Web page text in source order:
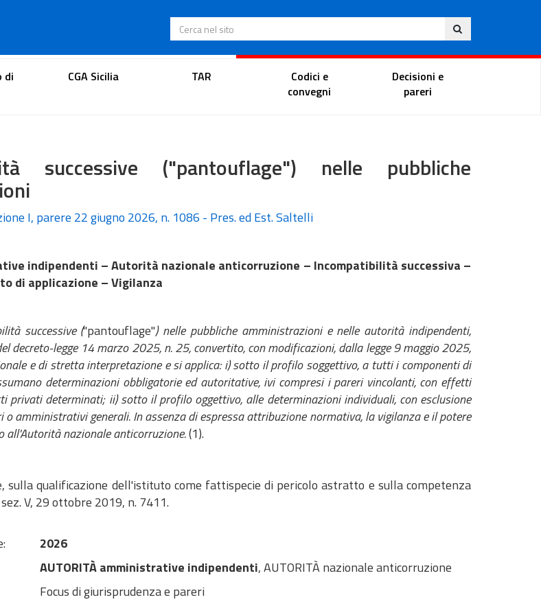
Ita
Cerca nel sito
Portale dell'avvocato Portale del magistrato
di
CGA Sicilia TAR
Codici e
convegni
Decisioni e
pareri
successive ("pantouflage") nelle pubbliche
I, parere 22 giugno 2026, n. 1086 - Pres. ed Est. Saltelli
indipendenti – Autorità nazionale anticorruzione – Incompatibilità successiva –
di applicazione – Vigilanza
successive ("pantouflage") nelle pubbliche amministrazioni e nelle autorità indipendenti,
decreto-legge 14 marzo 2025, n. 25, convertito, con modificazioni, dalla legge 9 maggio 2025,
e di stretta interpretazione e si applica: i) sotto il profilo soggettivo, a tutti i componenti di
determinazioni obbligatorie ed autoritative, ivi compresi i pareri vincolanti, con effetti
privati determinati; ii) sotto il profilo oggettivo, alle determinazioni individuali, con esclusione
amministrativi generali. In assenza di espressa attribuzione normativa, la vigilanza e il potere
all'Autorità nazionale anticorruzione.(1).
sulla qualificazione dell'istituto come fattispecie di pericolo astratto e sulla competenza
V, 29 ottobre 2019, n. 7411.
2026
AUTORITÀ amministrative indipendenti, AUTORITÀ nazionale anticorruzione
Focus di giurisprudenza e pareri